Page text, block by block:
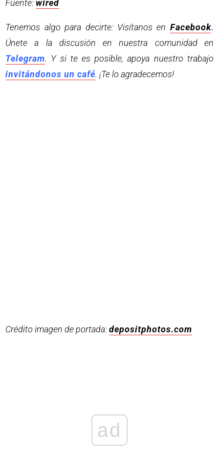
Fuente: wired
Tenemos algo para decirte: Visítanos en Facebook.
Únete a la discusión en nuestra comunidad en
Telegram. Y si te es posible, apoya nuestro trabajo
invitándonos un café. ¡Te lo agradecemos!
Crédito imagen de portada:depositphotos.com
ad